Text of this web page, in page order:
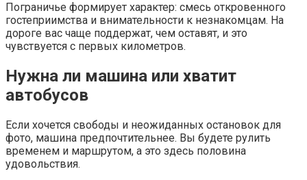
Пограничье формирует характер: смесь откровенного
гостеприимства и внимательности к незнакомцам. На
дороге вас чаще поддержат, чем оставят, и это
чувствуется с первых километров.
Нужна ли машина или хватит
автобусов
Если хочется свободы и неожиданных остановок для
фото, машина предпочтительнее. Вы будете рулить
временем и маршрутом, а это здесь половина
удовольствия.